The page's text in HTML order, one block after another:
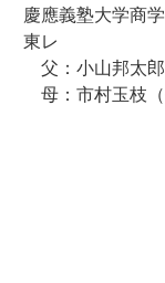
慶應義塾大学商
東レ
父：小山邦太郎
母：市村玉枝（